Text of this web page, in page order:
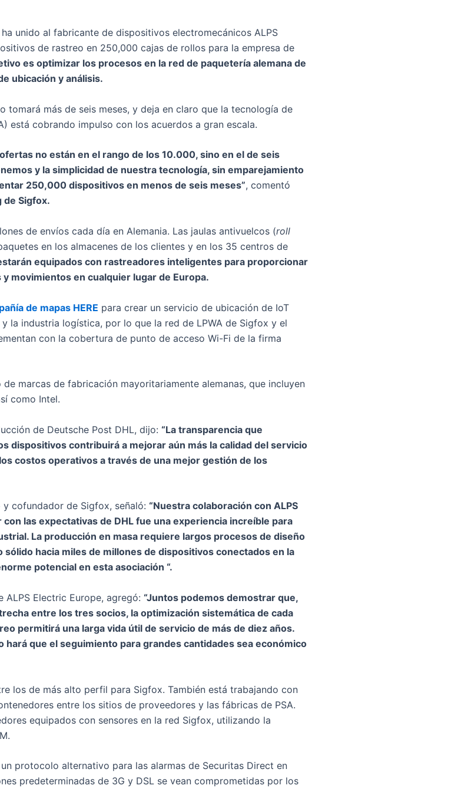
unido al fabricante de dispositivos electromecánicos ALPS
de rastreo en 250,000 cajas de rollos para la empresa de
es optimizar los procesos en la red de paquetería alemana de
ubicación y análisis.
tomará más de seis meses, y deja en claro que la tecnología de
está cobrando impulso con los acuerdos a gran escala.
no están en el rango de los 10.000, sino en el de seis
y la simplicidad de nuestra tecnología, sin emparejamiento
250,000 dispositivos en menos de seis meses”, comentó
de Sigfox.
de envíos cada día en Alemania. Las jaulas antivuelcos (roll
en los almacenes de los clientes y en los 35 centros de
equipados con rastreadores inteligentes para proporcionar
movimientos en cualquier lugar de Europa.
de mapas HERE para crear un servicio de ubicación de IoT
la industria logística, por lo que la red de LPWA de Sigfox y el
con la cobertura de punto de acceso Wi-Fi de la firma
marcas de fabricación mayoritariamente alemanas, que incluyen
como Intel.
de Deutsche Post DHL, dijo: “La transparencia que
dispositivos contribuirá a mejorar aún más la calidad del servicio
costos operativos a través de una mejor gestión de los
cofundador de Sigfox, señaló: “Nuestra colaboración con ALPS
las expectativas de DHL fue una experiencia increíble para
La producción en masa requiere largos procesos de diseño
hacia miles de millones de dispositivos conectados en la
potencial en esta asociación “.
ALPS Electric Europe, agregó: “Juntos podemos demostrar que,
entre los tres socios, la optimización sistemática de cada
permitirá una larga vida útil de servicio de más de diez años.
hará que el seguimiento para grandes cantidades sea económico
los de más alto perfil para Sigfox. También está trabajando con
entre los sitios de proveedores y las fábricas de PSA.
equipados con sensores en la red Sigfox, utilizando la
protocolo alternativo para las alarmas de Securitas Direct en
predeterminadas de 3G y DSL se vean comprometidas por los